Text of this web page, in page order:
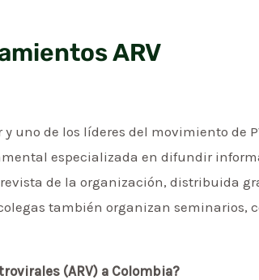
ARV
uno de los líderes del movimiento de
especializada en difundir
de la organización, distribuida
también organizan
(ARV) a Colombia?